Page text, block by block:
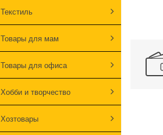
Текстиль
Товары для мам
Товары для офиса
Хобби и творчество
Хозтовары